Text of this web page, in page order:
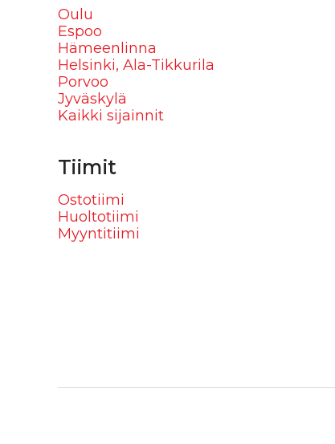
Oulu
Espoo
Hämeenlinna
Helsinki, Ala-Tikkurila
Porvoo
Jyväskylä
Kaikki sijainnit
Tiimit
Ostotiimi
Huoltotiimi
Myyntitiimi